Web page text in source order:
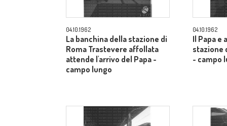
04.10.1962
La banchina della stazione di
Roma Trastevere affollata
attende l'arrivo del Papa -
campo lungo
04.10.1962
Il Papa e
stazione
- campo